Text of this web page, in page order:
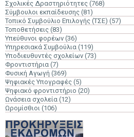
Σχολικές Δραστηριότητες (768)
Σύμβουλοι εκπαίδευσης (81)
Τοπικό Συμβούλιο Επιλογής (ΤΣΕ) (57)
Τοποθετήσεις (83)
Υπεύθυνοι φορέων (36)
Υπηρεσιακά Συμβούλια (119)
Υποδιευθυντές σχολείων (73)
Φροντιστήρια (7)
Φυσική Αγωγή (369)
Ψηφιακές Υπογραφές (5)
Ψηφιακό φροντιστήριο (20)
Ωνάσεια σχολεία (12)
Ωρομίσθιοι (106)